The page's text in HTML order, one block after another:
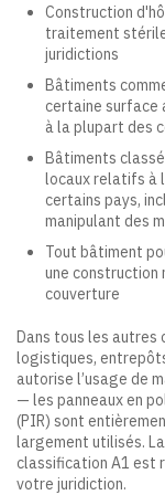
Construction
traitement
juridictions
Bâtiments
certaine surface
à la plupart des
Bâtiments
locaux relatifs à
certains pays,
manipulant des
Tout bâtiment
une construction
couverture
Dans tous les
logistiques,
autorise l’usage de
— les panneaux en
(PIR) sont
largement utilisés.
classification A1 est
votre juridiction.